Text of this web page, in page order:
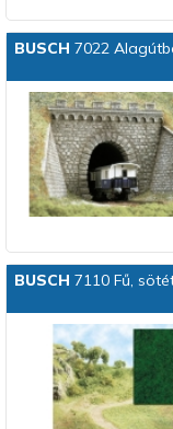
BUSCH 7022
BUSCH 7110 Fű,